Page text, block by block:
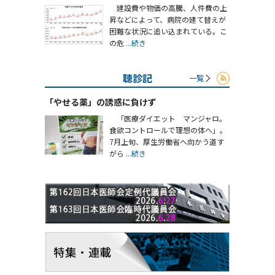
建設費や物価の高騰、人件費の上
昇などによって、病院の建て替えが
困難な状況に追い込まれている。こ
の危 ...続き
聴診記 一覧
「やせる薬」の誘惑に負けず
「医療ダイエット マンジャロ。
食欲コントロールで理想の体へ」。
7月上旬、厚生労働省へ向かう道す
がら ...続き